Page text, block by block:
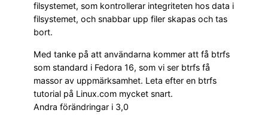
filsystemet, som kontrollerar integriteten hos data i
filsystemet, och snabbar upp filer skapas och tas
bort.
Med tanke på att användarna kommer att få btrfs
som standard i Fedora 16, som vi ser btrfs få
massor av uppmärksamhet. Leta efter en btrfs
tutorial på Linux.com mycket snart.
Andra förändringar i 3,0